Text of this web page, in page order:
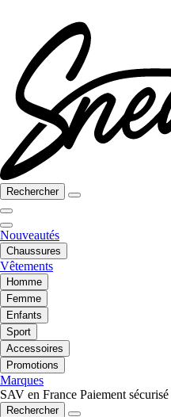
Rechercher
Nouveautés
Chaussures
Vêtements
Homme
Femme
Enfants
Sport
Accessoires
Promotions
Marques
SAV en France Paiement sécurisé
Rechercher